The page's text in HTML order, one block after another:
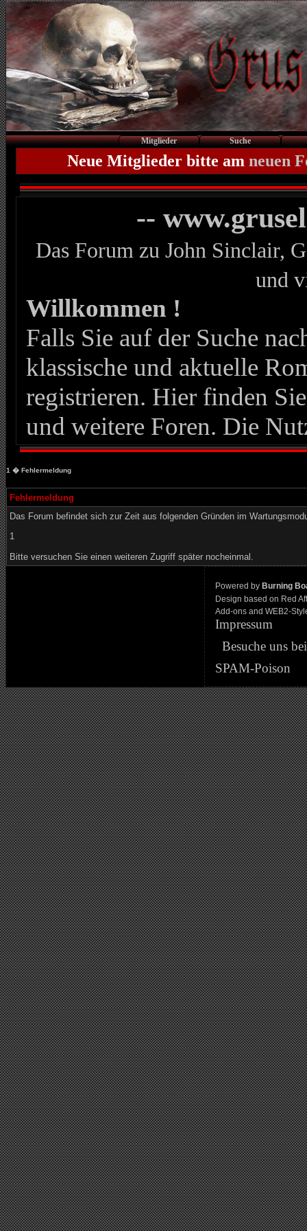
Mitglieder Suche
Neue Mitglieder bitte am neuen
--
Das Forum zu John Sinclair,
und
Willkommen !
Falls Sie auf der Suche
klassische und aktuelle
registrieren. Hier finden
und weitere Foren. Die
1 � Fehlermeldung
Fehlermeldung
Das Forum befindet sich zur Zeit aus folgenden Gründen im
1
Bitte versuchen Sie einen weiteren Zugriff später nocheinmal.
Powered by Burning
Design based on Red
Add-ons and WEB2-
Impressum
Besuche uns
SPAM-Poison